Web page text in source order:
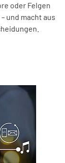
oder Felgen
und macht aus